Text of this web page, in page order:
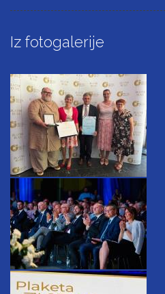
Iz fotogalerije